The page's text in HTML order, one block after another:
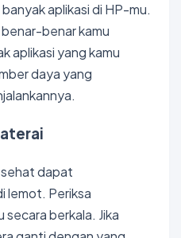
aplikasi di HP-mu.
benar kamu
aplikasi yang kamu
daya yang
dapat
lemot. Periksa
berkala. Jika